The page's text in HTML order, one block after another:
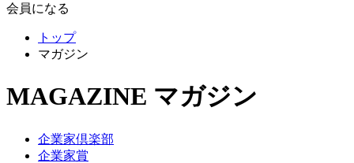
会員になる
トップ
マガジン
MAGAZINE マガジン
企業家倶楽部
企業家賞